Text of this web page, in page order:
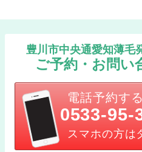
豊川市中央通愛知薄毛
ご予約・お問い
電話予約する
0533-95-
スマホの方は